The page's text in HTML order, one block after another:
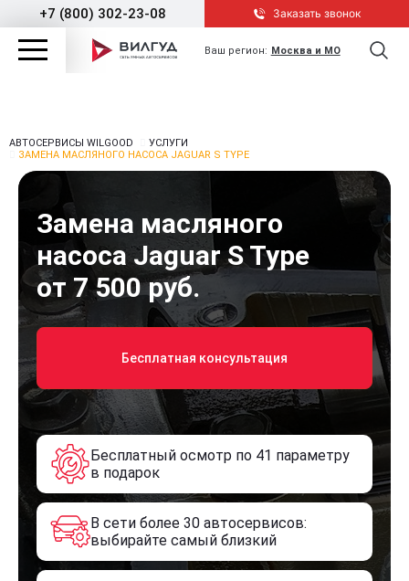
+7 (800) 302-23-08 Заказать звонок
Ваш регион: Москва и МО
АВТОСЕРВИСЫ WILGOOD
УСЛУГИ
ЗАМЕНА МАСЛЯНОГО НАСОСА JAGUAR S TYPE
Замена масляного
насоса Jaguar S Type
от 7 500 руб.
Бесплатная консультация
Бесплатный осмотр по 41 параметру
в подарок
В сети более 30 автосервисов:
выбирайте самый близкий